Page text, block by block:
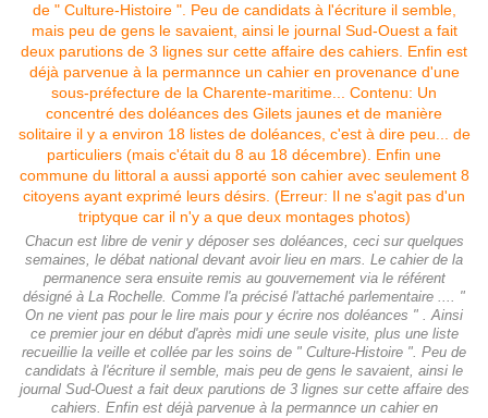
Chacun est libre de venir y déposer ses doléances, ceci sur quelques
semaines, le débat national devant avoir lieu en mars. Le cahier de la
permanence sera ensuite remis au gouvernement via le référent
désigné à La Rochelle. Comme l'a précisé l'attaché parlementaire .... "
On ne vient pas pour le lire mais pour y écrire nos doléances " . Ainsi
ce premier jour en début d'après midi une seule visite, plus une liste
recueillie la veille et collée par les soins de " Culture-Histoire ". Peu de
candidats à l'écriture il semble, mais peu de gens le savaient, ainsi le
journal Sud-Ouest a fait deux parutions de 3 lignes sur cette affaire des
cahiers. Enfin est déjà parvenue à la permannce un cahier en